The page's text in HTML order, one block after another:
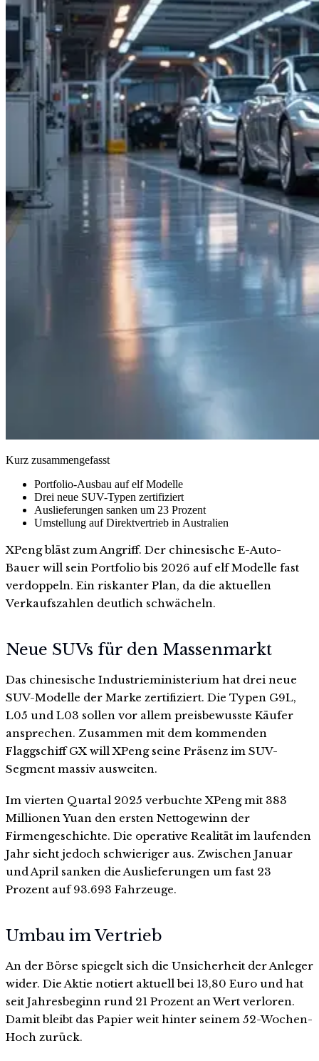
Kurz zusammengefasst
Portfolio-Ausbau auf elf Modelle
Drei neue SUV-Typen zertifiziert
Auslieferungen sanken um 23 Prozent
Umstellung auf Direktvertrieb in Australien
XPeng bläst zum Angriff. Der chinesische E-Auto-
Bauer will sein Portfolio bis 2026 auf elf Modelle fast
verdoppeln. Ein riskanter Plan, da die aktuellen
Verkaufszahlen deutlich schwächeln.
Neue SUVs für den Massenmarkt
Das chinesische Industrieministerium hat drei neue
SUV-Modelle der Marke zertifiziert. Die Typen G9L,
L05 und L03 sollen vor allem preisbewusste Käufer
ansprechen. Zusammen mit dem kommenden
Flaggschiff GX will XPeng seine Präsenz im SUV-
Segment massiv ausweiten.
Im vierten Quartal 2025 verbuchte XPeng mit 383
Millionen Yuan den ersten Nettogewinn der
Firmengeschichte. Die operative Realität im laufenden
Jahr sieht jedoch schwieriger aus. Zwischen Januar
und April sanken die Auslieferungen um fast 23
Prozent auf 93.693 Fahrzeuge.
Umbau im Vertrieb
An der Börse spiegelt sich die Unsicherheit der Anleger
wider. Die Aktie notiert aktuell bei 13,80 Euro und hat
seit Jahresbeginn rund 21 Prozent an Wert verloren.
Damit bleibt das Papier weit hinter seinem 52-Wochen-
Hoch zurück.